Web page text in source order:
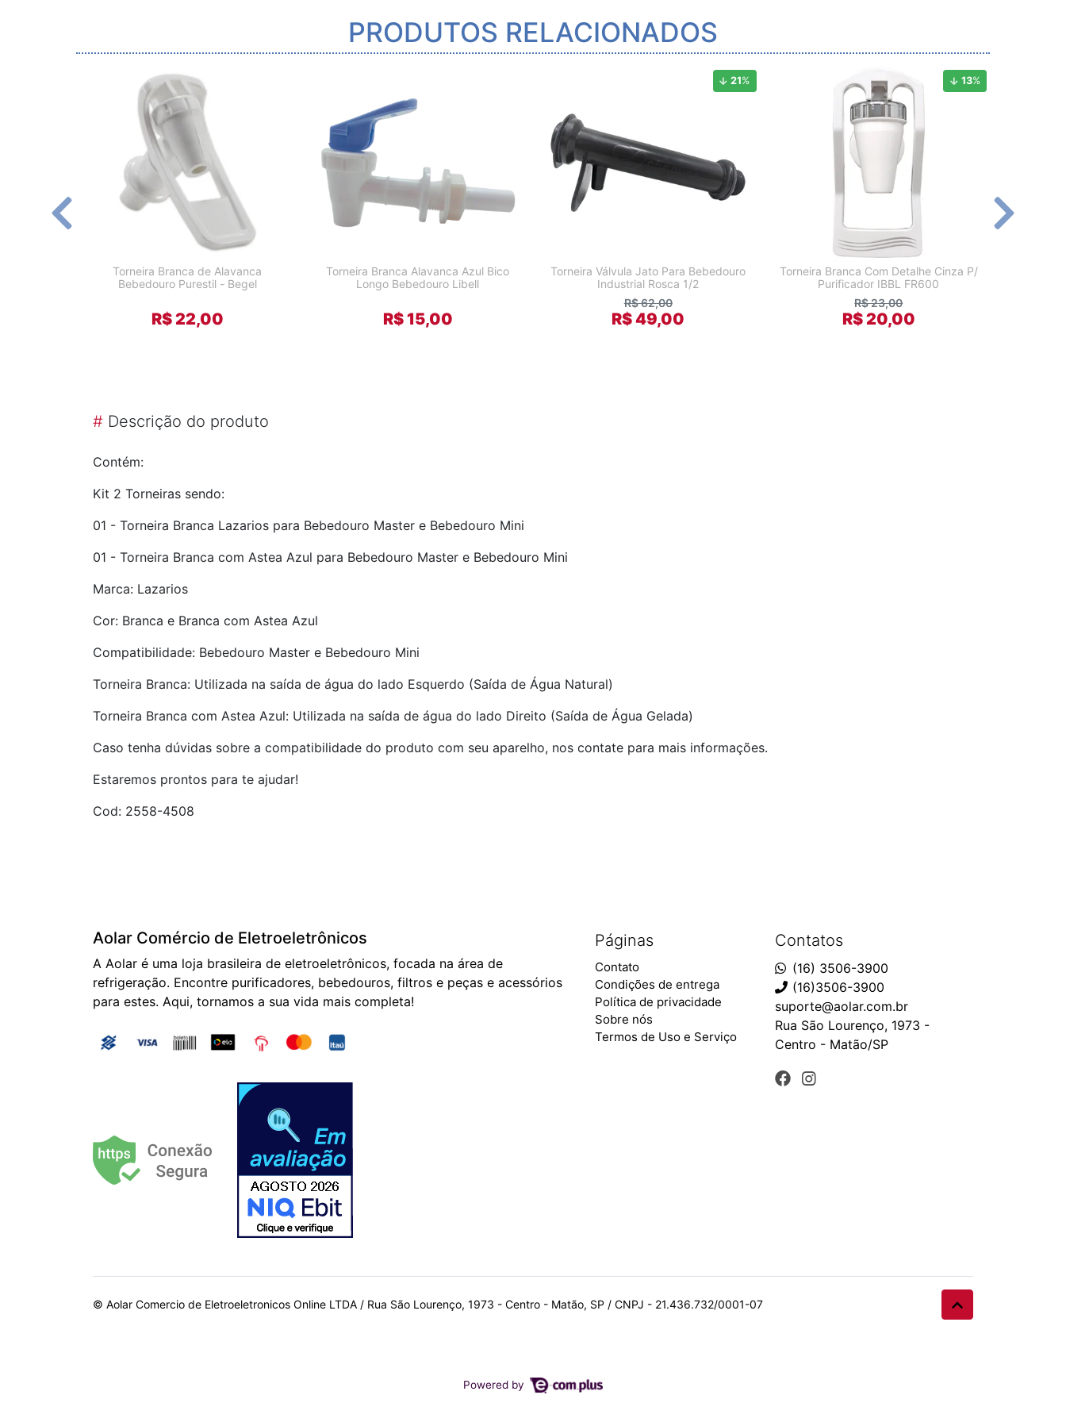
PRODUTOS RELACIONADOS
Torneira Branca de Alavanca
Bebedouro Purestil - Begel
R$ 22,00
Torneira Branca Alavanca Azul Bico
Longo Bebedouro Libell
R$ 15,00
21%
Torneira Válvula Jato Para Bebedouro
Industrial Rosca 1/2
R$ 62,00
R$ 49,00
13%
Torneira Branca Com Detalhe Cinza P/
Purificador IBBL FR600
R$ 23,00
R$ 20,00
# Descrição do produto
Contém:
Kit 2 Torneiras sendo:
01 - Torneira Branca Lazarios para Bebedouro Master e Bebedouro Mini
01 - Torneira Branca com Astea Azul para Bebedouro Master e Bebedouro Mini
Marca: Lazarios
Cor: Branca e Branca com Astea Azul
Compatibilidade: Bebedouro Master e Bebedouro Mini
Torneira Branca: Utilizada na saída de água do lado Esquerdo (Saída de Água Natural)
Torneira Branca com Astea Azul: Utilizada na saída de água do lado Direito (Saída de Água Gelada)
Caso tenha dúvidas sobre a compatibilidade do produto com seu aparelho, nos contate para mais informações.
Estaremos prontos para te ajudar!
Cod: 2558-4508
Contatos
(16) 3506-3900
(16)3506-3900
suporte@aolar.com.br
Rua São Lourenço, 1973 -
Centro - Matão/SP
Páginas
Contato
Condições de entrega
Política de privacidade
Sobre nós
Termos de Uso e Serviço
Aolar Comércio de Eletroeletrônicos
A Aolar é uma loja brasileira de eletroeletrônicos, focada na área de
refrigeração. Encontre purificadores, bebedouros, filtros e peças e acessórios
para estes. Aqui, tornamos a sua vida mais completa!
© Aolar Comercio de Eletroeletronicos Online LTDA / Rua São Lourenço, 1973 - Centro - Matão, SP / CNPJ - 21.436.732/0001-07
Powered by